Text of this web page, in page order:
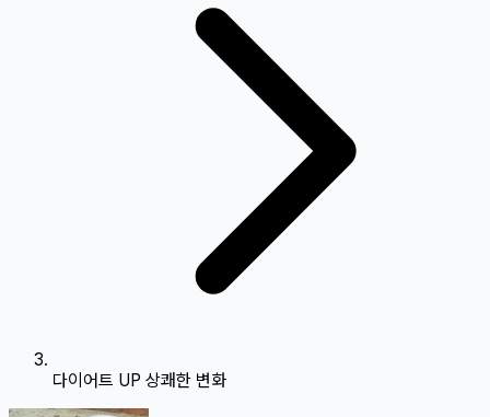
다이어트 UP 상쾌한 변화